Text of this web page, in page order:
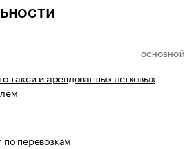
ОСНОВНОЙ
такси и арендованных легковых
по перевозкам